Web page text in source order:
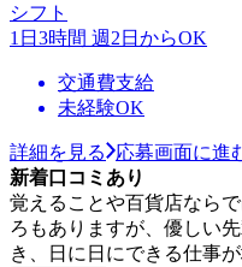
シフト
1日3時間 週2日からOK
交通費支給
未経験OK
詳細を見る
応募画面に進
新着口コミあり
覚えることや百貨店なら
ろもありますが、優しい
き、日に日にできる仕事